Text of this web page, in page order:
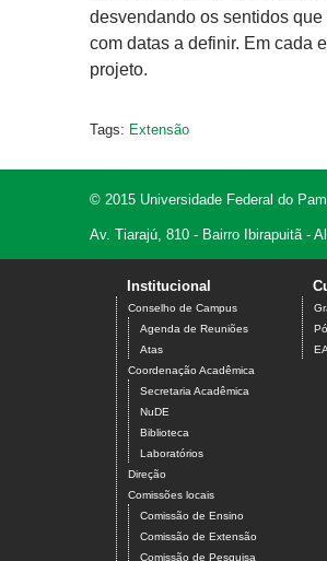
desvendando os sentidos
com datas a definir. Em cada
projeto.
Tags: Extensão
© 2015 Universidade Federal do
Av. Tiarajú, 810 - Bairro Ibirapuitã -
Institucional
Conselho de Campus
Agenda de Reuniões
Atas
Coordenação Acadêmica
Secretaria Acadêmica
NuDE
Biblioteca
Laboratórios
Direção
Comissões locais
Comissão de Ensino
Comissão de Extensão
Comissão de Pesquisa